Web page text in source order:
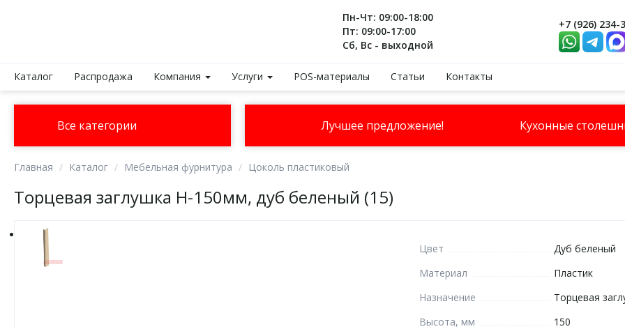
Пн-Чт: 09:00-18:00
Пт: 09:00-17:00
Сб, Вс - выходной
+7 (926) 234-
Каталог Распродажа Компания Услуги POS-материалы Статьи Контакты
Все категории Лучшее предложение! Кухонные
Главная Каталог Мебельная фурнитура Цоколь пластиковый
Торцевая заглушка H-150мм, дуб беленый (15)
Цвет
Дуб беленый
Материал
Пластик
Назначение
Торцевая
Высота, мм
150